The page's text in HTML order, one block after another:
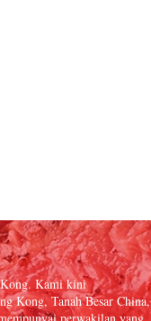
Kong. Kami kini
Kong, Tanah Besar China,